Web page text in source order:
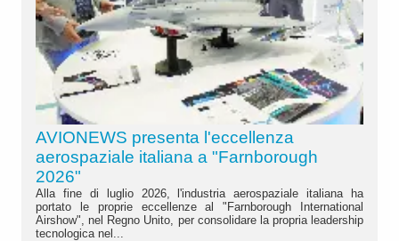
AVIONEWS presenta l'eccellenza
aerospaziale italiana a "Farnborough
2026"
Alla fine di luglio 2026, l'industria aerospaziale italiana ha
portato le proprie eccellenze al "Farnborough International
Airshow", nel Regno Unito, per consolidare la propria leadership
tecnologica nel...